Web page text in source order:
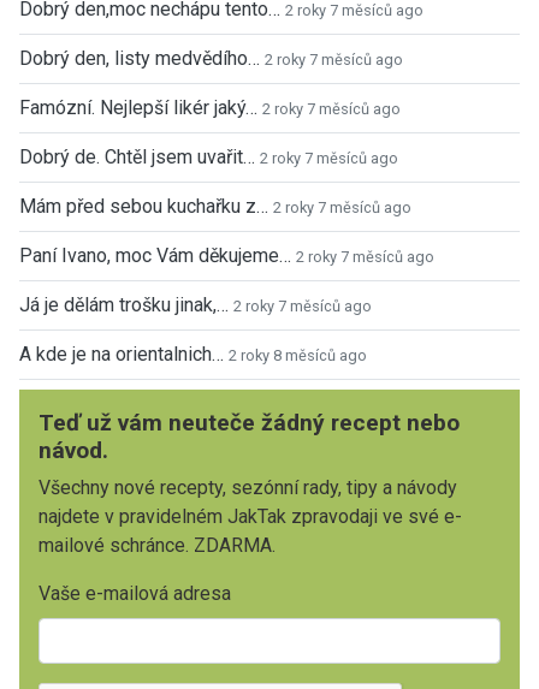
Dobrý den,moc nechápu tento… 2 roky 7 měsíců ago
Dobrý den, listy medvědího… 2 roky 7 měsíců ago
Famózní. Nejlepší likér jaký… 2 roky 7 měsíců ago
Dobrý de. Chtěl jsem uvařit… 2 roky 7 měsíců ago
Mám před sebou kuchařku z… 2 roky 7 měsíců ago
Paní Ivano, moc Vám děkujeme… 2 roky 7 měsíců ago
Já je dělám trošku jinak,… 2 roky 7 měsíců ago
A kde je na orientalnich… 2 roky 8 měsíců ago
Teď už vám neuteče žádný recept nebo
návod.
Všechny nové recepty, sezónní rady, tipy a návody
najdete v pravidelném JakTak zpravodaji ve své e-
mailové schránce. ZDARMA.
Vaše e-mailová adresa